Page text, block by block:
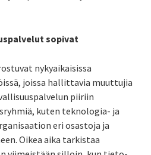
sopivat
nykyaikaisissa
joissa hallittavia muuttujia
piiriin
kuten teknologia- ja
eri osastoja ja
Oikea aika tarkistaa